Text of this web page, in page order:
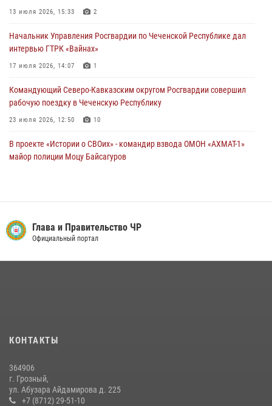
Начальник Управления Росгвардии по Чеченской Республике дал
17 июля 2026, 14:07
13 июля 2026, 15:33 2
Начальник Управления Росгвардии по Чеченской Республике дал
интервью ГТРК «Вайнах»
17 июля 2026, 14:07 1
Командующий Северо-Кавказским округом Росгвардии совершил
рабочую поездку в Чеченскую Республику
23 июля 2026, 12:50 10
В проекте «Истории о СВОих» - командир взвода ОМОН «АХМАТ-1»
майор полиции Моцу Байсагуров
08 июля 2026, 13:32 3
Начальник Управления Росгвардии по Чеченской Республике Герой
России генерал-лейтенант Шарип Делимханов побывал на месте
поисков Бекхана Аушева
Глава и Правительство ЧР
Официальный портал
КОНТАКТЫ
364906
г. Грозный,
ул. Абузара Айдамирова д. 225
+7 (8712) 29-51-10